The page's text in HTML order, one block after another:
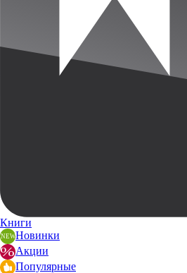
Книги
Новинки
Акции
Популярные